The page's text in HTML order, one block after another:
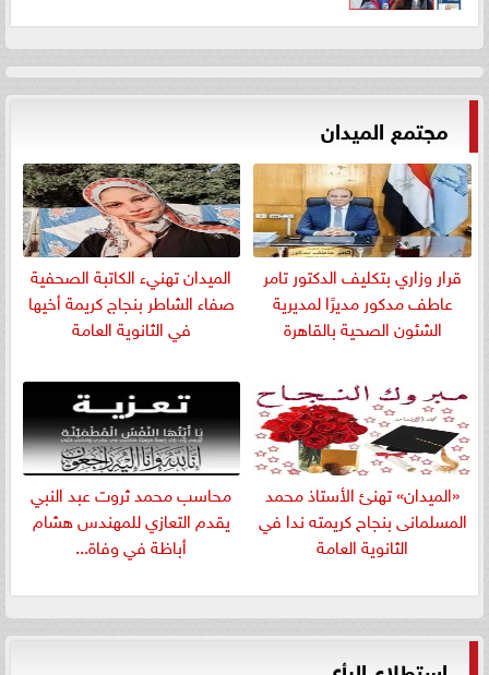
مجتمع الميدان
قرار وزاري بتكليف الدكتور تامر
عاطف مدكور مديرًا لمديرية
الشئون الصحية بالقاهرة
الميدان تهنيء الكاتبة الصحفية
صفاء الشاطر بنجاج كريمة أخيها
في الثانوية العامة
«الميدان» تهنئ الأستاذ محمد
المسلمانى بنجاح كريمته ندا في
الثانوية العامة
​محاسب محمد ثروت عبد النبي
يقدم التعازي للمهندس هشام
أباظة في وفاة...